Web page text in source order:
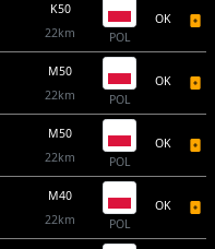
K50
22km
POL
OK
M50
22km
POL
OK
M50
22km
POL
OK
M40
22km
POL
OK